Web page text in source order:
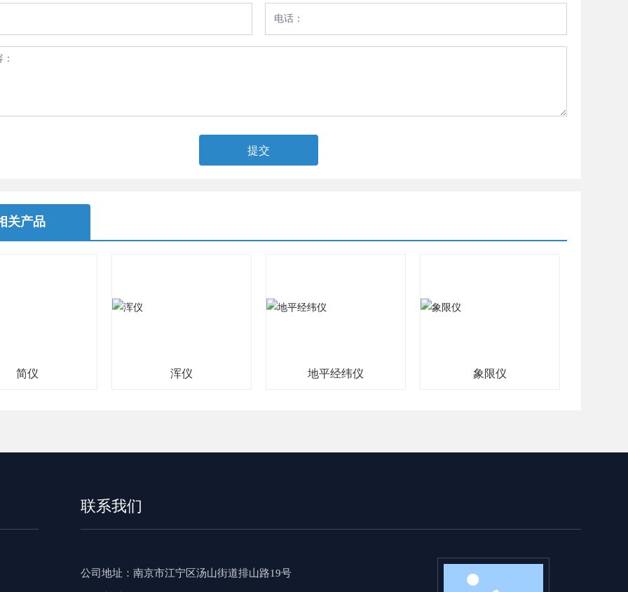
提交
关产品
联系我们
公司地址 ：南京市江宁区汤山街道排山路19号